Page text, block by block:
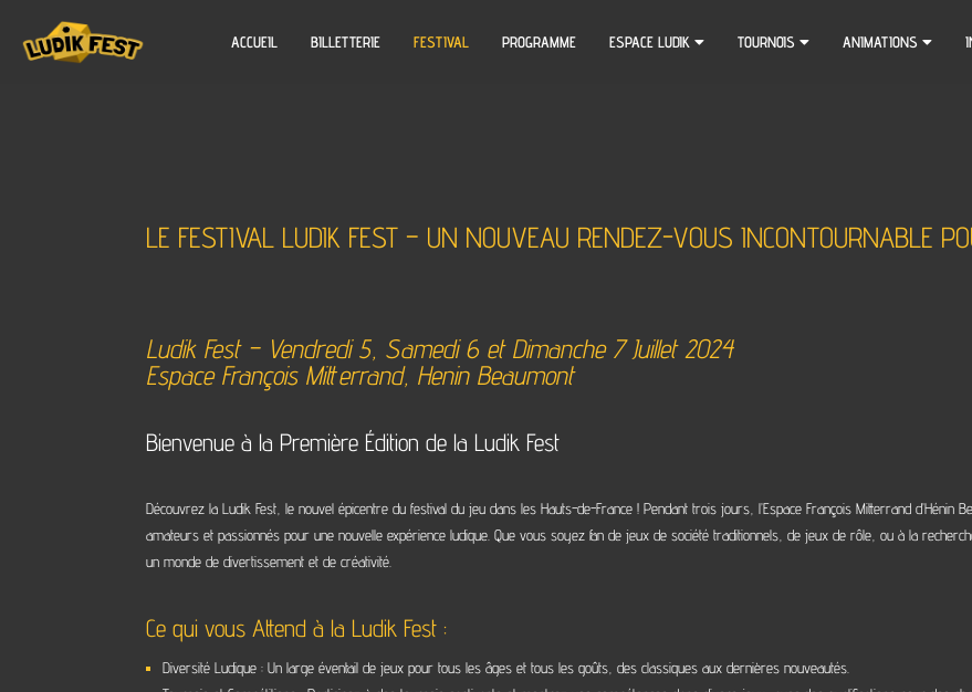
ACCUEIL BILLETTERIE FESTIVAL PROGRAMME ESPACE LUDIK TOURNOIS ANIMATIONS
LE FESTIVAL LUDIK FEST – UN NOUVEAU RENDEZ-VOUS INCONTOURNABLE
Ludik Fest – Vendredi 5, Samedi 6 et Dimanche 7 Juillet 2024
Espace François Mitterrand, Henin Beaumont
Bienvenue à la Première Édition de la Ludik Fest
Découvrez la Ludik Fest, le nouvel épicentre du festival du jeu dans les Hauts-de-France ! Pendant trois jours, l’Espace François Mitterrand
amateurs et passionnés pour une nouvelle expérience ludique. Que vous soyez fan de jeux de société traditionnels, de jeux de rôle, ou à la
un monde de divertissement et de créativité.
Ce qui vous Attend à la Ludik Fest :
Diversité Ludique : Un large éventail de jeux pour tous les âges et tous les goûts, des classiques aux dernières nouveautés.